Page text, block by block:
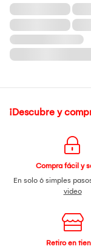
¡Descubre y
Compra fácil y
En solo 6 simples
video
Retiro en